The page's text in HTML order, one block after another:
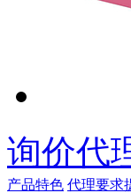
询价代
产品特色 代理要求